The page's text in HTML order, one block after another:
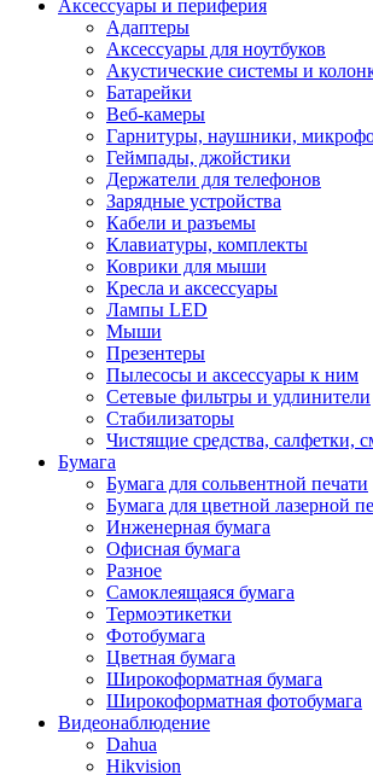
Аксессуары и периферия
Адаптеры
Аксессуары для ноутбуков
Акустические системы и
Батарейки
Веб-камеры
Гарнитуры, наушники,
Геймпады, джойстики
Держатели для телефонов
Зарядные устройства
Кабели и разъемы
Клавиатуры, комплекты
Коврики для мыши
Кресла и аксессуары
Лампы LED
Мыши
Презентеры
Пылесосы и аксессуары к ним
Сетевые фильтры и удлинители
Стабилизаторы
Чистящие средства, салфетки,
Бумага
Бумага для сольвентной печати
Бумага для цветной лазерной
Инженерная бумага
Офисная бумага
Разное
Самоклеящаяся бумага
Термоэтикетки
Фотобумага
Цветная бумага
Широкоформатная бумага
Широкоформатная фотобумага
Видеонаблюдение
Dahua
Hikvision